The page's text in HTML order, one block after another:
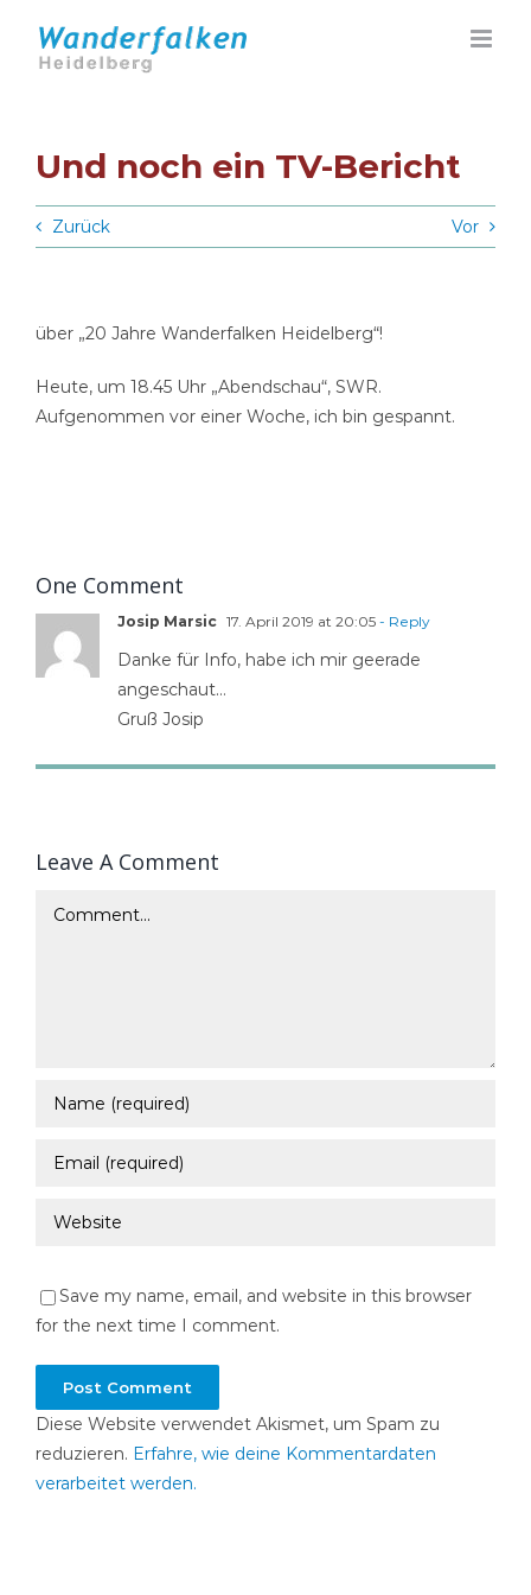
Inhalt
springen
Und noch ein TV-Bericht
Zurück Vor
über „20 Jahre Wanderfalken Heidelberg“!
Heute, um 18.45 Uhr „Abendschau“, SWR.
Aufgenommen vor einer Woche, ich bin gespannt.
One Comment
Josip Marsic 17. April 2019 at 20:05- Reply
Danke für Info, habe ich mir geerade
angeschaut…
Gruß Josip
Leave A Comment
Comment
Save my name, email, and website in this browser
for the next time I comment.
Diese Website verwendet Akismet, um Spam zu
reduzieren. Erfahre, wie deine Kommentardaten
verarbeitet werden.